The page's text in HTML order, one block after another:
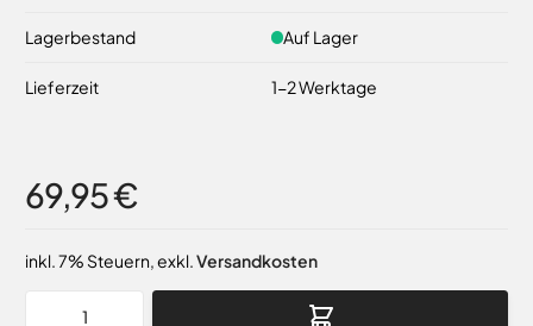
Lagerbestand Auf Lager
Lieferzeit 1-2 Werktage
69,95 €
inkl. 7% Steuern,exkl.Versandkosten